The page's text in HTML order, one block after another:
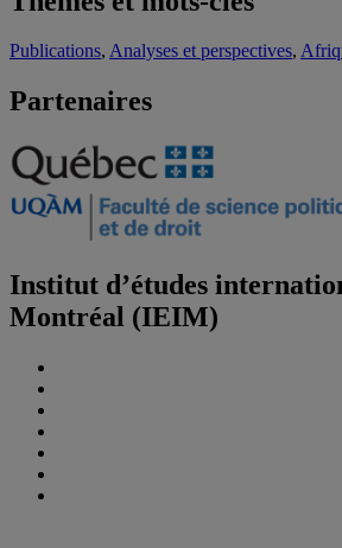
Publications, Analyses et perspectives,
Partenaires
Institut d’études
Montréal (IEIM)